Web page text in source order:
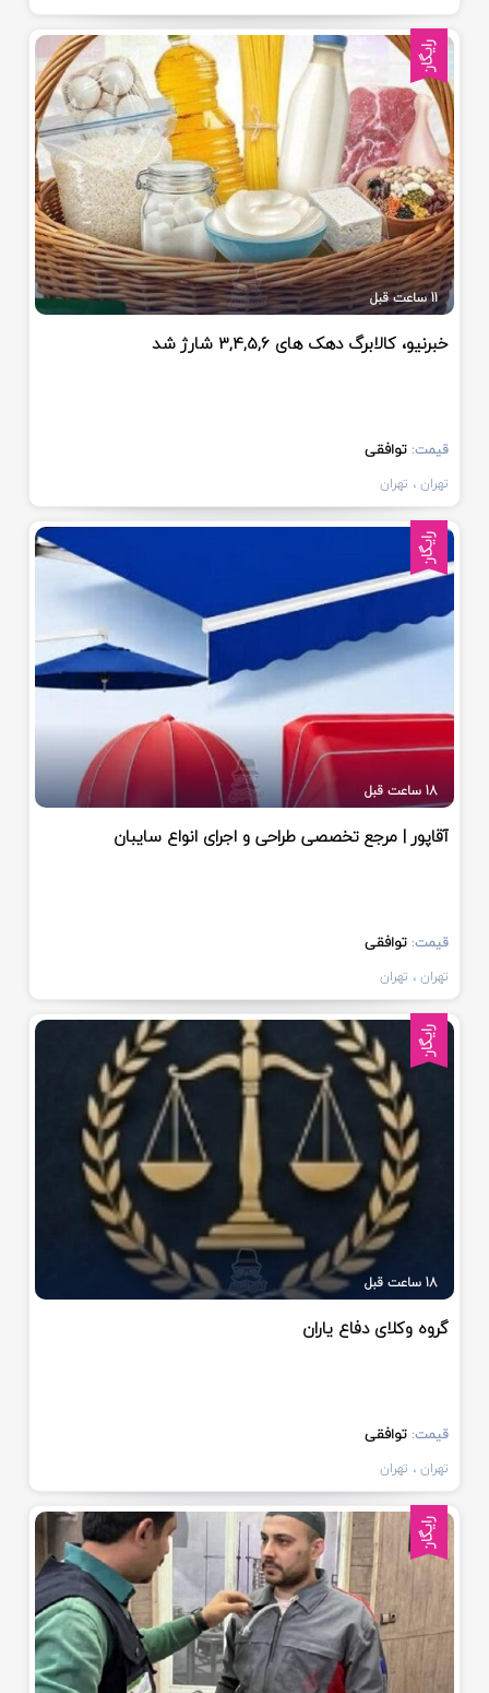
رایگان
11 ساعت قبل
خبرنیو، کالابرگ دهک های 3,4,5,6 شارژ شد
قیمت: توافقی
تهران، تهران
رایگان
18 ساعت قبل
آقاپور | مرجع تخصصی طراحی و اجرای انواع سایبان
قیمت: توافقی
تهران، تهران
رایگان
18 ساعت قبل
گروه وکلای دفاع یاران
قیمت: توافقی
تهران، تهران
رایگان